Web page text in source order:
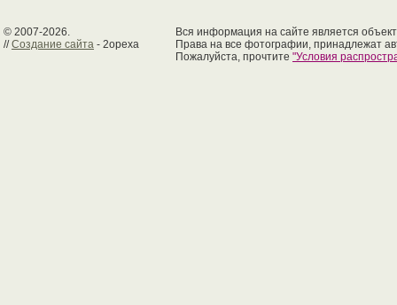
© 2007-2026.
//Создание сайта - 2opexa
Вся информация на сайте является
Права на все фотографии, принадлежат
Пожалуйста, прочтите "Условия